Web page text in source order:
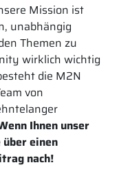
Mission ist
unabhängig
Themen zu
wirklich wichtig
die M2N
von
Ihnen unser
einen
nach!